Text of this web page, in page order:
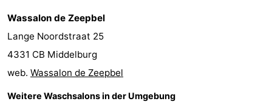
Wassalon de Zeepbel
Lange Noordstraat 25
4331 CB Middelburg
web. Wassalon de Zeepbel
Weitere Waschsalons in der Umgebung